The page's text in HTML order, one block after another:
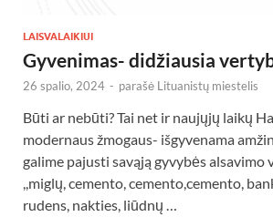
LAISVALAIKIUI
Gyvenimas- didžiausia
26 spalio, 2024 - parašė Lituanistų miestelis
Būti ar nebūti? Tai net ir naujųjų laikų
modernaus žmogaus- išgyvenama
galime pajusti savąją gyvybės alsavimo
,,miglų, cemento, cemento,cemento,
rudens, nakties, liūdnų …